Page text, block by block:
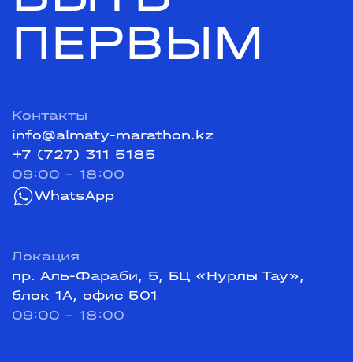
ПЕРВЫМ
Контакты
info@almaty-marathon.kz
+7 (727) 311 5185
09:00 - 18:00
WhatsApp
Локация
пр. Аль-Фараби, 5, БЦ «Нурлы Тау»,
блок 1А, офис 501
09:00 - 18:00